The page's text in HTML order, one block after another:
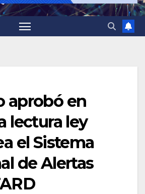
aprobó en
lectura ley
el Sistema
de Alertas